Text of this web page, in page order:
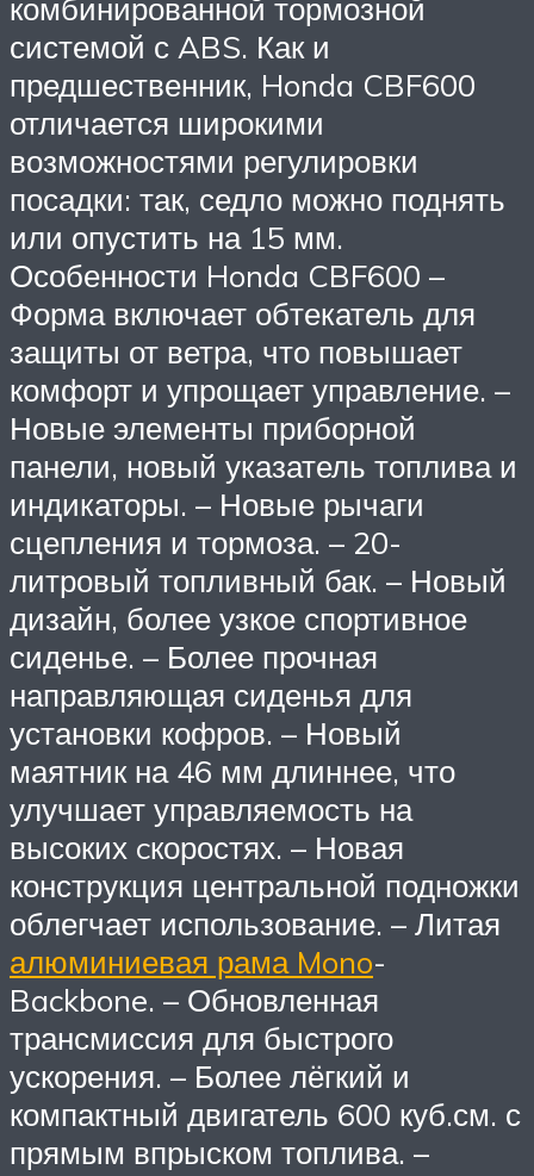
комбинированной тормозной
системой с ABS. Как и
предшественник, Honda CBF600
отличается широкими
возможностями регулировки
посадки: так, седло можно поднять
или опустить на 15 мм.
Особенности Honda CBF600 –
Форма включает обтекатель для
защиты от ветра, что повышает
комфорт и упрощает управление. –
Новые элементы приборной
панели, новый указатель топлива и
индикаторы. – Новые рычаги
сцепления и тормоза. – 20-
литровый топливный бак. – Новый
дизайн, более узкое спортивное
сиденье. – Более прочная
направляющая сиденья для
установки кофров. – Новый
маятник на 46 мм длиннее, что
улучшает управляемость на
высоких cкоростях. – Новая
конструкция центральной подножки
облегчает использование. – Литая
алюминиевая рама Mono-
Backbone. – Обновленная
трансмиссия для быстрого
ускорения. – Более лёгкий и
компактный двигатель 600 куб.см. с
прямым впрыском топлива. –